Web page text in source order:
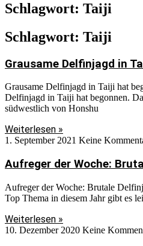
Schlagwort: Taiji
Schlagwort: Taiji
Grausame Delfinjagd in
Grausame Delfinjagd in Taiji hat
Delfinjagd in Taiji hat begonnen.
südwestlich von Honshu
Weiterlesen »
1. September 2021 Keine
Aufreger der Woche:
Aufreger der Woche: Brutale
Top Thema in diesem Jahr gibt es
Weiterlesen »
10. Dezember 2020 Keine